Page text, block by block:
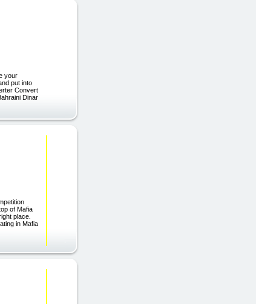
your
put into
Convert
Dinar
of Mafia
place.
in Mafia